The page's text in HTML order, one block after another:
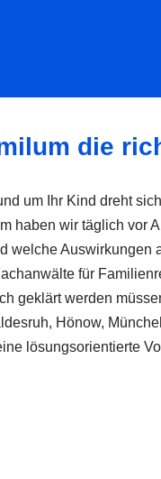
die
um Ihr Kind dreht
haben wir täglich vor
welche Auswirkungen
für
geklärt werden
Hönow,
lösungsorientierte